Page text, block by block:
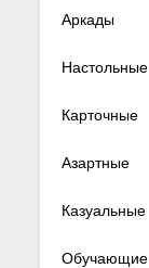
Аркады
Настольные
Карточные
Азартные
Казуальные
Обучающие